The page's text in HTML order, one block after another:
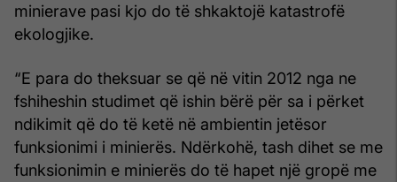
minierave pasi kjo do të shkaktojë katastrofë
ekologjike.
“E para do theksuar se që në vitin 2012 nga ne
fshiheshin studimet që ishin bërë për sa i përket
ndikimit që do të ketë në ambientin jetësor
funksionimi i minierës. Ndërkohë, tash dihet se me
funksionimin e minierës do të hapet një gropë me